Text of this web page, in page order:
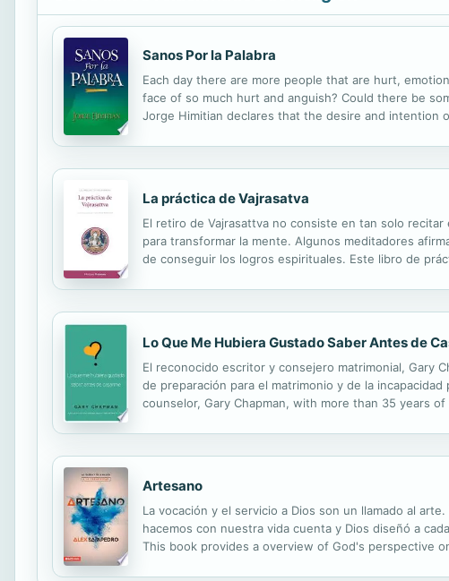
Sanos Por la Palabra
Each day there are more people that are hurt,
face of so much hurt and anguish? Could there be
Jorge Himitian declares that the desire and intention
La práctica de Vajrasatva
El retiro de Vajrasattva no consiste en tan solo
para transformar la mente. Algunos meditadores
de conseguir los logros espirituales. Este libro de
Lo Que Me Hubiera Gustado Saber Antes de
El reconocido escritor y consejero matrimonial, Gary
de preparación para el matrimonio y de la
counselor, Gary Chapman, with more than 35 years
Artesano
La vocación y el servicio a Dios son un llamado al
hacemos con nuestra vida cuenta y Dios diseñó a
This book provides a overview of God's perspective